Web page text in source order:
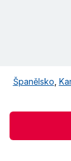
Španělsko